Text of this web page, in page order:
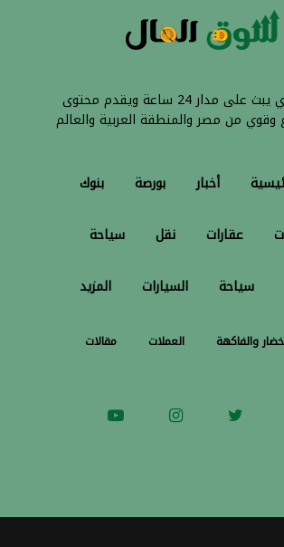
موقع إخباري يبث على مدار 24 ساعة ويقدم محتوى
وقوي من مصر والمنطقة العربية والعالم
أخبار بورصة بنوك
عقارات نقل سياحة
سياحة السيارات المزيد
والفاكهة العملات مقالات